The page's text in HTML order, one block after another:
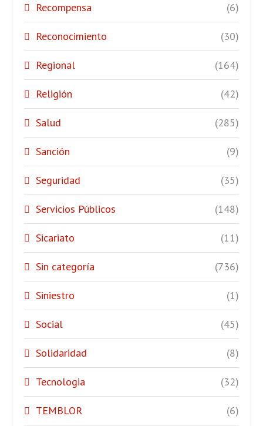
Recompensa (6)
Reconocimiento (30)
Regional (164)
Religión (42)
Salud (285)
Sanción (9)
Seguridad (35)
Servicios Públicos (148)
Sicariato (11)
Sin categoría (736)
Siniestro (1)
Social (45)
Solidaridad (8)
Tecnologia (32)
TEMBLOR (6)